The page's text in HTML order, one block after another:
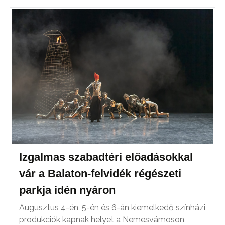
Izgalmas szabadtéri előadásokkal
vár a Balaton-felvidék régészeti
parkja idén nyáron
Augusztus 4-én, 5-én és 6-án kiemelkedő színházi
produkciók kapnak helyet a Nemesvámoson